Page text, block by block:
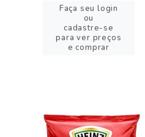
Faça seu login
ou
cadastre-se
para ver preços
e comprar